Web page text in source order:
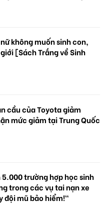
không muốn sinh con,
[Sách Trắng về Sinh
cầu của Toyota giảm
mức giảm tại Trung Quốc
5.000 trường hợp học sinh
trong các vụ tai nạn xe
đội mũ bảo hiểm!"